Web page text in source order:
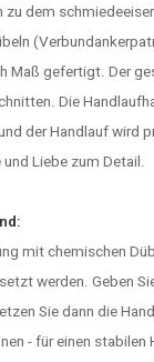
dem
Maß gefertigt. Der
Die
der Handlauf wird
Liebe zum Detail.
mit chemischen
werden. Geben
Sie dann die
- für einen